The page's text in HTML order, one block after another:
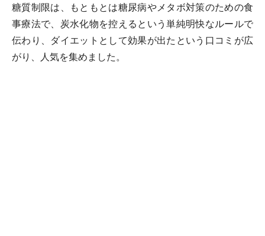
糖質制限は、もともとは糖尿病やメタボ対策のための食
事療法で、炭水化物を控えるという単純明快なルールで
伝わり、ダイエットとして効果が出たという口コミが広
がり、人気を集めました。